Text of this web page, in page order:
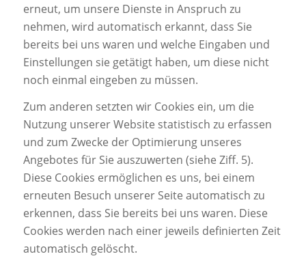
erneut, um unsere Dienste in Anspruch zu
nehmen, wird automatisch erkannt, dass Sie
bereits bei uns waren und welche Eingaben und
Einstellungen sie getätigt haben, um diese nicht
noch einmal eingeben zu müssen.
Zum anderen setzten wir Cookies ein, um die
Nutzung unserer Website statistisch zu erfassen
und zum Zwecke der Optimierung unseres
Angebotes für Sie auszuwerten (siehe Ziff. 5).
Diese Cookies ermöglichen es uns, bei einem
erneuten Besuch unserer Seite automatisch zu
erkennen, dass Sie bereits bei uns waren. Diese
Cookies werden nach einer jeweils definierten Zeit
automatisch gelöscht.